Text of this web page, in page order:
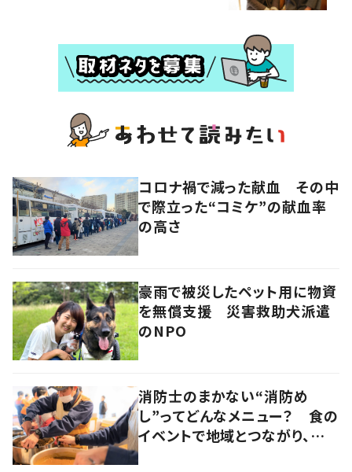
コロナ禍で減った献血 その中
で際立った“コミケ”の献血率
の高さ
豪雨で被災したペット用に物資
を無償支援 災害救助犬派遣
のNPO
消防士のまかない“消防め
し”ってどんなメニュー？ 食の
イベントで地域とつながり、防